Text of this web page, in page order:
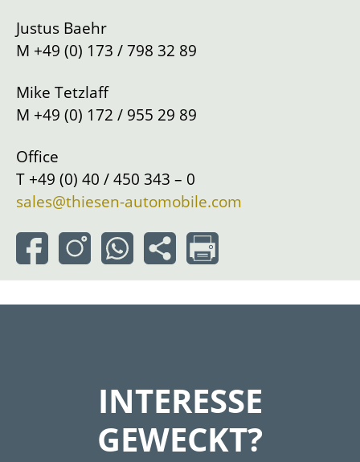
Justus Baehr
M +49 (0) 173 / 798 32 89
Mike Tetzlaff
M +49 (0) 172 / 955 29 89
Office
T +49 (0) 40 / 450 343 – 0
sales@thiesen-automobile.com
INTERESSE
GEWECKT?